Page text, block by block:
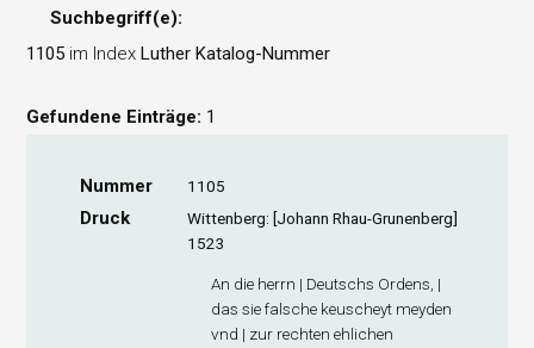
Suchbegriff(e):
1105 im IndexLuther Katalog-Nummer
Gefundene Einträge: 1
Nummer 1105
Druck
Wittenberg: [Johann Rhau-Grunenberg]
1523
An die herrn | Deutschs Ordens, |
das sie falsche keuscheyt meyden
vnd | zur rechten ehlichen